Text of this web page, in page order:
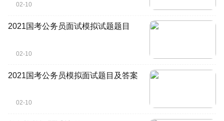
02-10
2021国考公务员面试模拟试题题目
02-10
2021国考公务员模拟面试题目及答案
02-10